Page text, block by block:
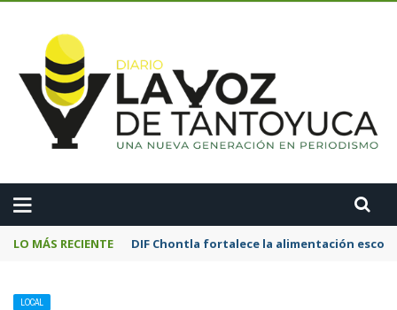
LO MÁS RECIENTE Motociclista resulta lesionado tras chocar
LOCAL